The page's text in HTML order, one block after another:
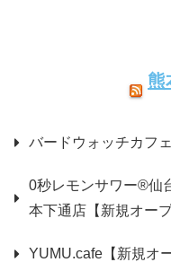
熊
バードウォッチカフ
0秒レモンサワー®仙
本下通店【新規オープ
YUMU.cafe【新規オ